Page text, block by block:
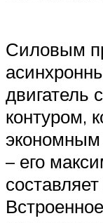
Силовым
двигатель
контуром,
экономным
– его